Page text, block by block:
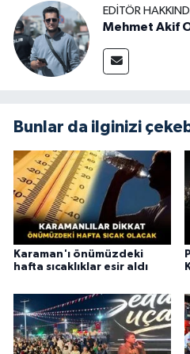
EDITÖR
Mehmet Akif
Bunlar da ilginizi
Karaman'ı önümüzdeki
hafta sıcaklıklar esir aldı